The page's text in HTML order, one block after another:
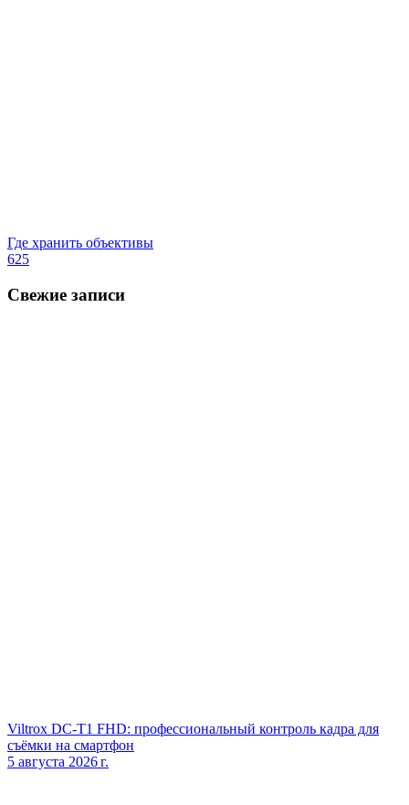
Где хранить объективы
625
Свежие записи
Viltrox DC‑T1 FHD: профессиональный контроль кадра для
съёмки на смартфон
5 августа 2026 г.